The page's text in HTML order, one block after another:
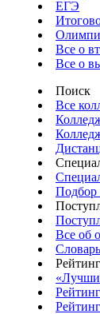
ЕГЭ
Все о
Все о
Поиск
Все
Подбор
Все об